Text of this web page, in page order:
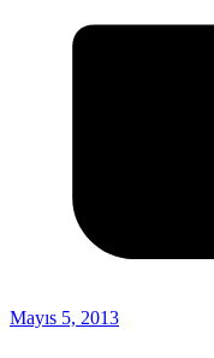
Mayıs 5, 2013